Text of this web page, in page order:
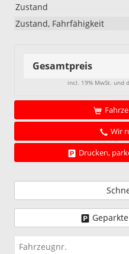
Zustand
Zustand, Fahrfähigkeit
Gesamtpreis
incl. 19% MwSt. und
Wir
Drucken,
Fahrzeugnr.